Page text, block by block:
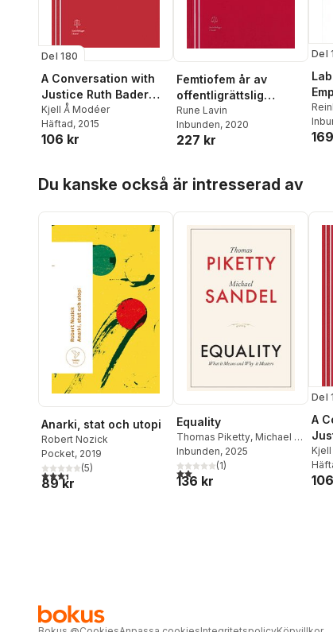
Del 180
A Conversation with
Justice Ruth Bader
Ginsburg
Kjell Å Modéer
Häftad, 2015
106 kr
Femtiofem år av
offentligrättslig
forskning
Rune Lavin
Inbunden, 2020
227 kr
Del
Du kanske också är intresserad av
Anarki, stat och utopi
Robert Nozick
Pocket, 2019
3,4utav 5 stjärnor. Totalt antal röster:
(5)
89 kr
Equality
Thomas Piketty, Michael J.
Sandel
Inbunden, 2025
2,0utav 5 stjärnor. Totalt antal
(1)
136 kr
Del
A